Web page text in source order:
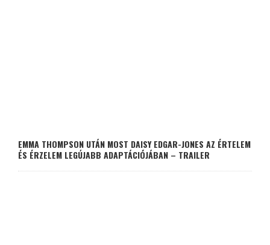
EMMA THOMPSON UTÁN MOST DAISY EDGAR-JONES AZ ÉRTELEM
ÉS ÉRZELEM LEGÚJABB ADAPTÁCIÓJÁBAN – TRAILER